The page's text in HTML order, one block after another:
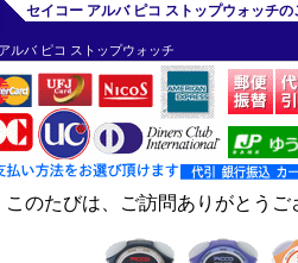
セイコー アルバ ピコ ストップウォッチの
ルバ ピコ ストップウォッチ
このたびは、ご訪問ありがとう